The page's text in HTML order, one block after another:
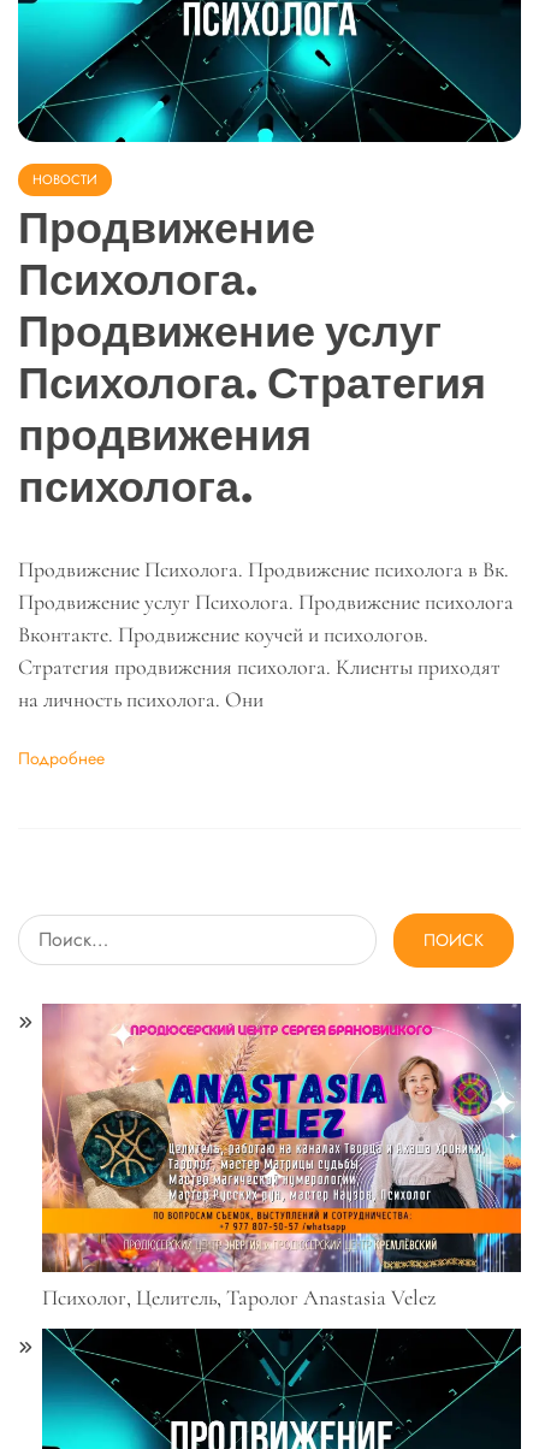
НОВОСТИ
Продвижение
Психолога.
Продвижение услуг
Психолога. Стратегия
продвижения
психолога.
Продвижение Психолога. Продвижение психолога в Вк.
Продвижение услуг Психолога. Продвижение психолога
Вконтакте. Продвижение коучей и психологов.
Стратегия продвижения психолога. Клиенты приходят
на личность психолога. Они
Подробнее
Найти:
Психолог, Целитель, Таролог Anastasia Velez